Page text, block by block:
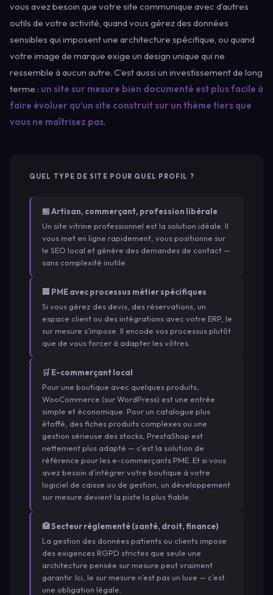
vous avez besoin que votre site communique avec d’autres
outils de votre activité, quand vous gérez des données
sensibles qui imposent une architecture spécifique, ou quand
votre image de marque exige un design unique qui ne
ressemble à aucun autre. C’est aussi un investissement de long
terme : un site sur mesure bien documenté est plus facile à
faire évoluer qu’un site construit sur un thème tiers que
vous ne maîtrisez pas.
QUEL TYPE DE SITE POUR QUEL PROFIL ?
🏪 Artisan, commerçant, profession libérale
Un site vitrine professionnel est la solution idéale. Il
vous met en ligne rapidement, vous positionne sur
le SEO local et génère des demandes de contact —
sans complexité inutile.
🏢 PME avec processus métier spécifiques
Si vous gérez des devis, des réservations, un
espace client ou des intégrations avec votre ERP, le
sur mesure s’impose. Il encode vos processus plutôt
que de vous forcer à adapter les vôtres.
🛒 E-commerçant local
Pour une boutique avec quelques produits,
WooCommerce (sur WordPress) est une entrée
simple et économique. Pour un catalogue plus
étoffé, des fiches produits complexes ou une
gestion sérieuse des stocks, PrestaShop est
nettement plus adapté — c’est la solution de
référence pour les e-commerçants PME. Et si vous
avez besoin d’intégrer votre boutique à votre
logiciel de caisse ou de gestion, un développement
sur mesure devient la piste la plus fiable.
🏥 Secteur réglementé (santé, droit, finance)
La gestion des données patients ou clients impose
des exigences RGPD strictes que seule une
architecture pensée sur mesure peut vraiment
garantir. Ici, le sur mesure n’est pas un luxe — c’est
une obligation légale.